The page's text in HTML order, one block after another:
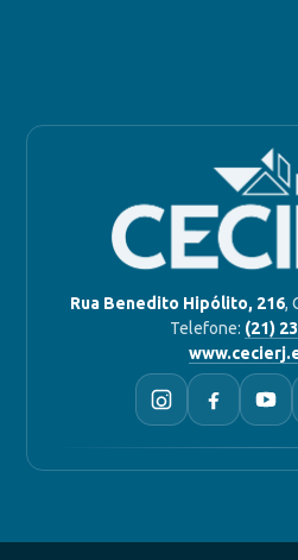
Rua Benedito Hipólito, 216,
Telefone: (21)